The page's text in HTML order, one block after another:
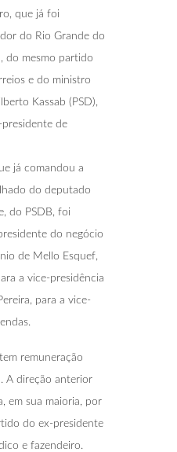
que já foi
do Rio Grande do
do mesmo partido
e do ministro
Kassab (PSD),
de
já comandou a
do deputado
do PSDB, foi
do negócio
de Mello Esquef,
a vice-presidência
para a vice-
remuneração
A direção anterior
em sua maioria, por
do ex-presidente
e fazendeiro.